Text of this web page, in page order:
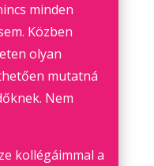
minden
Közben
olyan
mutatná
Nem
kollégáimmal a